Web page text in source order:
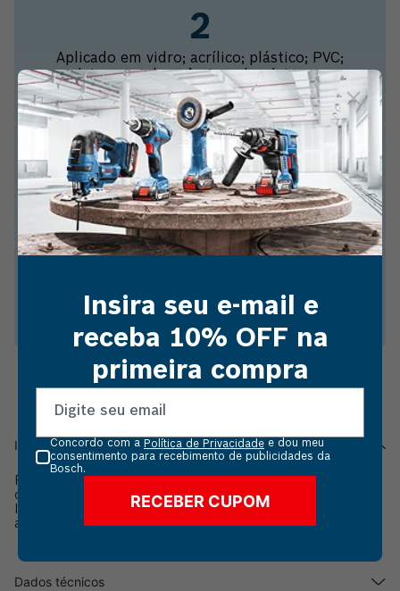
Aplicado em vidro; acrílico; plástico; PVC;
madeira; metal; cerâmica; alumínio; couro;
pedra
Faça esculturas de forma simplificada e com
riqueza de detalhes
Escareador para esculpir de ponta redonda
Informações do produto
Faça esculturas de forma simplificada e com riqueza de
detalhes com o Escareador para esculpir de ponta redonda.
Ideal para aplicação em ferro fundido, metal, cobre, estanjo,
alumínio, cerâmica, pedra, plástico e madeira dura.
Dados técnicos
Insira seu e-mail e
receba 10% OFF na
primeira compra
Concordo com a Política de Privacidade e dou meu
consentimento para recebimento de publicidades da
Bosch.
RECEBER CUPOM